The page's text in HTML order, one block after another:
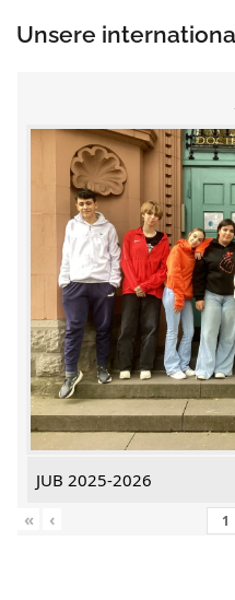
Unsere
JUB 2025-2026
«
‹